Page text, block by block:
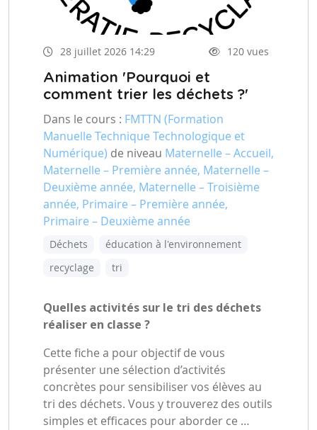
28 juillet 2026 14:29 120 vues
Animation 'Pourquoi et
comment trier les déchets ?'
Dans le cours : FMTTN (Formation
Manuelle Technique Technologique et
Numérique) de niveau Maternelle – Accueil,
Maternelle – Première année, Maternelle –
Deuxième année, Maternelle – Troisième
année, Primaire – Première année,
Primaire – Deuxième année
Déchets
éducation à l'environnement
recyclage
tri
Quelles activités sur le tri des déchets
réaliser en classe ?
Cette fiche a pour objectif de vous
présenter une sélection d’activités
concrètes pour sensibiliser vos élèves au
tri des déchets. Vous y trouverez des outils
simples et efficaces pour aborder ce …